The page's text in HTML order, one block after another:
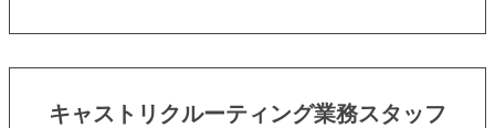
キャストリクルーティング業務スタッフ